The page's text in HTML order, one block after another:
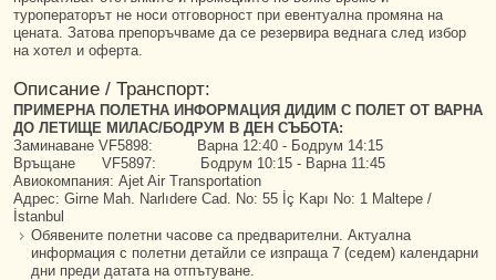
туроператорът не носи отговорност при евентуална промяна на
цената. Затова препоръчваме да се резервира веднага след избор
на хотел и оферта.
Описание / Транспорт:
ПРИМЕРНА ПОЛЕТНА ИНФОРМАЦИЯ ДИДИМ С ПОЛЕТ ОТ ВАРНА
ДО ЛЕТИЩЕ МИЛАС/БОДРУМ В ДЕН СЪБОТА:
Заминаване VF5898: Варна 12:40 - Бодрум 14:15
Връщане VF5897: Бодрум 10:15 - Варна 11:45
Авиокомпания: Ajet Air Transportation
Адрес: Girne Mah. Narlıdere Cad. No: 55 İç Kapı No: 1 Maltepe /
İstanbul
Обявените полетни часове са предварителни. Актуална
информация с полетни детайли се изпраща 7 (седем) календарни
дни преди датата на отпътуване.